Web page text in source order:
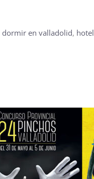
dormir en valladolid,